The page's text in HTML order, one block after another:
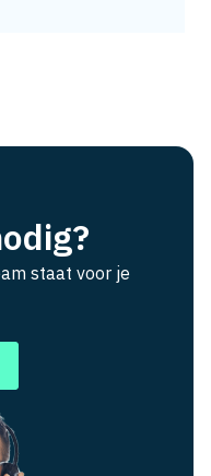
staat voor je